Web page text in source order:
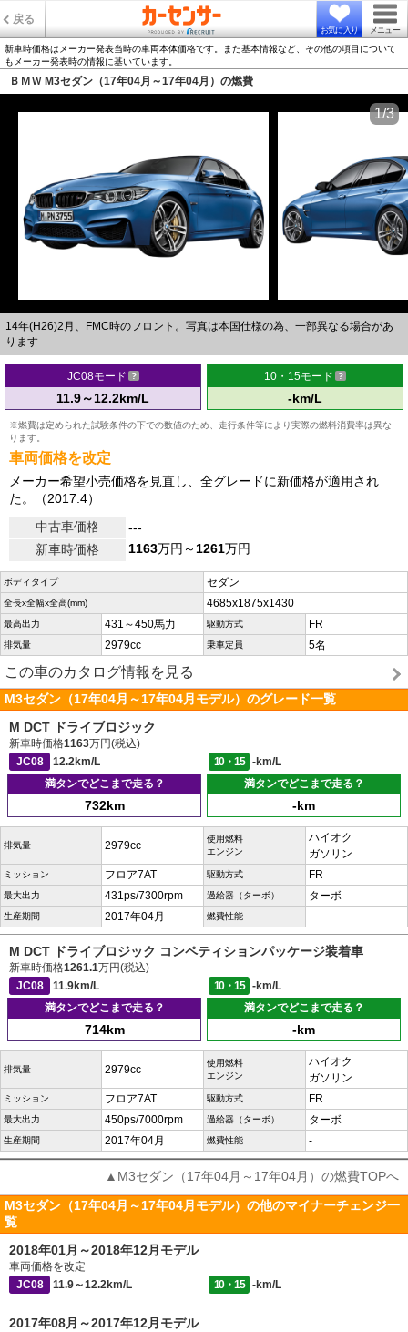
戻る
お気に入り メニュー
新車時価格はメーカー発表当時の車両本体価格です。また基本情報など、その他の項目について
もメーカー発表時の情報に基いています。
ＢＭＷ M3セダン（17年04月～17年04月）の燃費
14年(H26)2月、FMC時のフロント。写真は本国仕様の為、一部異なる場合があ
ります
1/3
JC08モード
11.9～12.2km/L
10・15モード
-km/L
※燃費は定められた試験条件の下での数値のため、走行条件等により実際の燃料消費率は異な
ります。
車両価格を改定
メーカー希望小売価格を見直し、全グレードに新価格が適用され
た。（2017.4）
中古車価格
---
新車時価格
1163万円～1261万円
ボディタイプ セダン
全長x全幅x全高(mm) 4685x1875x1430
最高出力 431～450馬力 駆動方式 FR
排気量 2979cc 乗車定員 5名
この車のカタログ情報を見る
M3セダン（17年04月～17年04月モデル）のグレード一覧
M DCT ドライブロジック
新車時価格1163万円(税込)
JC08
12.2km/L 10・15
-km/L
満タンでどこまで走る？
732km
満タンでどこまで走る？
-km
排気量 2979cc
使用燃料
エンジン
ハイオク
ガソリン
ミッション フロア7AT 駆動方式 FR
最大出力 431ps/7300rpm 過給器（ターボ） ターボ
生産期間 2017年04月 燃費性能 -
M DCT ドライブロジック コンペティションパッケージ装着車
新車時価格1261.1万円(税込)
JC08
11.9km/L 10・15
-km/L
満タンでどこまで走る？
714km
満タンでどこまで走る？
-km
排気量 2979cc
使用燃料
エンジン
ハイオク
ガソリン
ミッション フロア7AT 駆動方式 FR
最大出力 450ps/7000rpm 過給器（ターボ） ターボ
生産期間 2017年04月 燃費性能 -
▲M3セダン（17年04月～17年04月）の燃費TOPへ
M3セダン（17年04月～17年04月モデル）の他のマイナーチェンジ一
覧
2018年01月～2018年12月モデル
車両価格を改定
JC08
11.9～12.2km/L 10・15 -km/L
2017年08月～2017年12月モデル